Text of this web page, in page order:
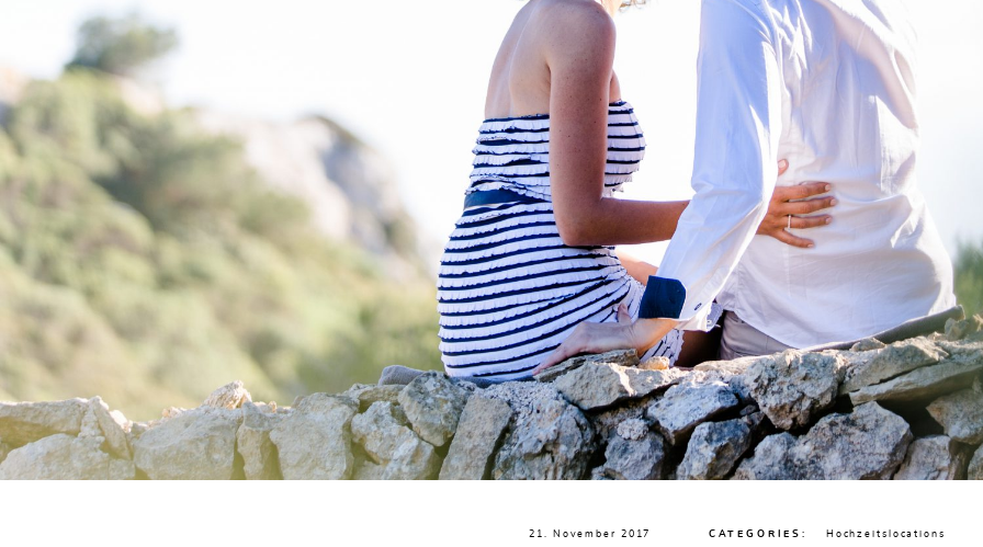
21. November 2017 CATEGORIES: Hochzeitslocations